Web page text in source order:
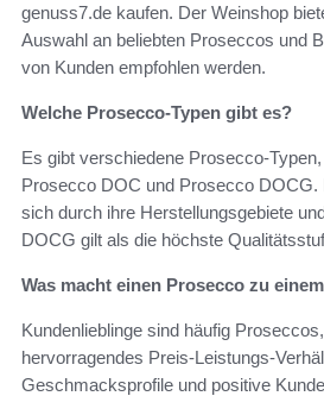
genuss7.de kaufen. Der Weinshop
Auswahl an beliebten Proseccos und
von Kunden empfohlen werden.
Welche Prosecco-Typen gibt es?
Es gibt verschiedene Prosecco-
Prosecco DOC und Prosecco DOCG.
sich durch ihre Herstellungsgebiete
DOCG gilt als die höchste
Was macht einen Prosecco zu
Kundenlieblinge sind häufig
hervorragendes Preis-Leistungs-
Geschmacksprofile und positive